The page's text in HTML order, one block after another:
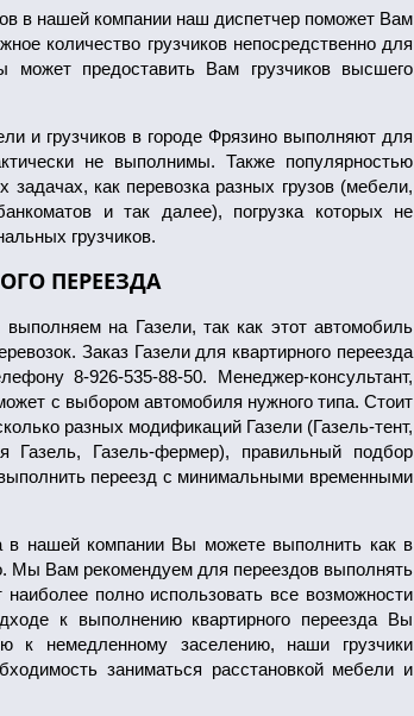
в нашей компании наш диспетчер поможет Вам
количество грузчиков непосредственно для
предоставить Вам грузчиков высшего
и грузчиков в городе Фрязино выполняют для
не выполнимы. Также популярностью
задачах, как перевозка разных грузов (мебели,
и так далее), погрузка которых не
грузчиков.
ПЕРЕЕЗДА
на Газели, так как этот автомобиль
Заказ Газели для квартирного переезда
8-926-535-88-50. Менеджер-консультант,
с выбором автомобиля нужного типа. Стоит
разных модификаций Газели (Газель-тент,
Газель, Газель-фермер), правильный подбор
переезд с минимальными временными
в нашей компании Вы можете выполнить как в
Мы Вам рекомендуем для переездов выполнять
наиболее полно использовать все возможности
к выполнению квартирного переезда Вы
к немедленному заселению, наши грузчики
заниматься расстановкой мебели и